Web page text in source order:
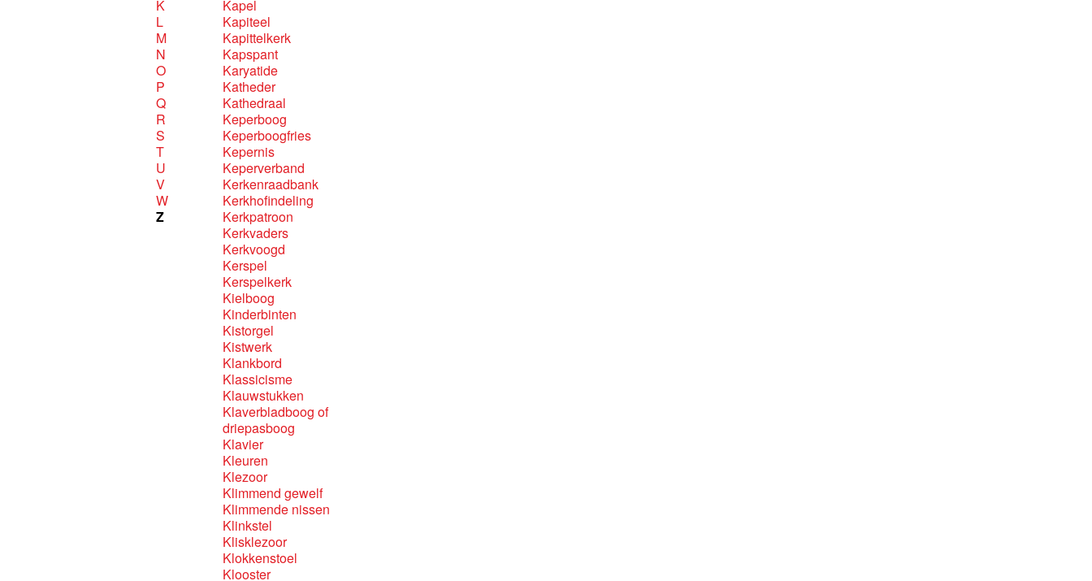
K
L
M
N
O
P
Q
R
S
T
U
V
W
Z
Kapel
Kapiteel
Kapittelkerk
Kapspant
Karyatide
Katheder
Kathedraal
Keperboog
Keperboogfries
Kepernis
Keperverband
Kerkenraadbank
Kerkhofindeling
Kerkpatroon
Kerkvaders
Kerkvoogd
Kerspel
Kerspelkerk
Kielboog
Kinderbinten
Kistorgel
Kistwerk
Klankbord
Klassicisme
Klauwstukken
Klaverbladboog of
driepasboog
Klavier
Kleuren
Klezoor
Klimmend gewelf
Klimmende nissen
Klinkstel
Klisklezoor
Klokkenstoel
Klooster